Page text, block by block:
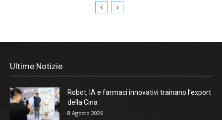
Ultime Notizie
Robot, IA e farmaci innovativi trainano l’export
della Cina
8 Agosto 2026